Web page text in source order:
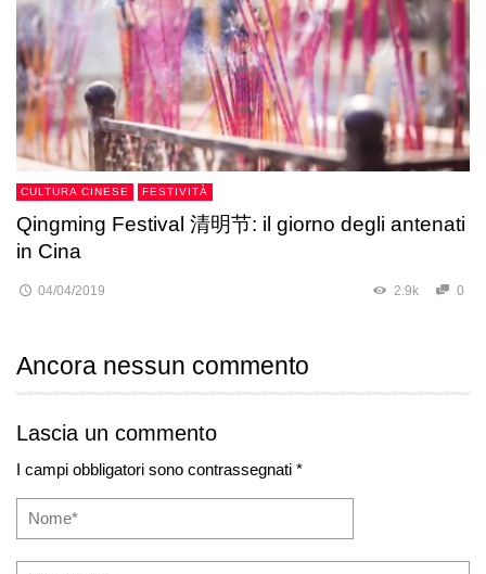
CULTURA CINESE FESTIVITÀ
Qingming Festival 清明节: il giorno degli antenati
in Cina
04/04/2019 2.9k 0
Ancora nessun commento
Lascia un commento
I campi obbligatori sono contrassegnati *